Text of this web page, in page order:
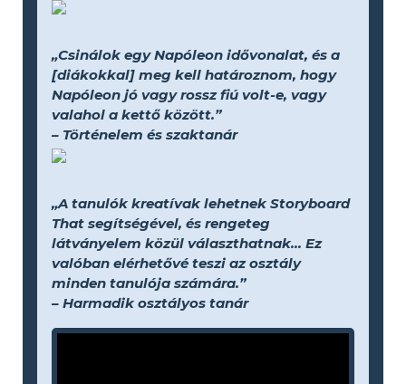
„Csinálok egy Napóleon idővonalat, és a
[diákokkal] meg kell határoznom, hogy
Napóleon jó vagy rossz fiú volt-e, vagy
valahol a kettő között.”
– Történelem és szaktanár
„A tanulók kreatívak lehetnek Storyboard
That segítségével, és rengeteg
látványelem közül választhatnak... Ez
valóban elérhetővé teszi az osztály
minden tanulója számára.”
– Harmadik osztályos tanár